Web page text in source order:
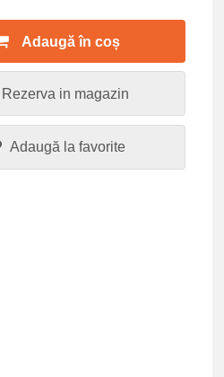
Adaugă în coș
Rezerva in magazin
Adaugă la favorite